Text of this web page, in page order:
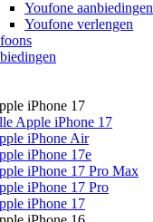
Youfone aanbiedingen
Youfone verlengen
iPhone 17
Apple iPhone 17
iPhone Air
iPhone 17e
iPhone 17 Pro Max
iPhone 17 Pro
iPhone 17